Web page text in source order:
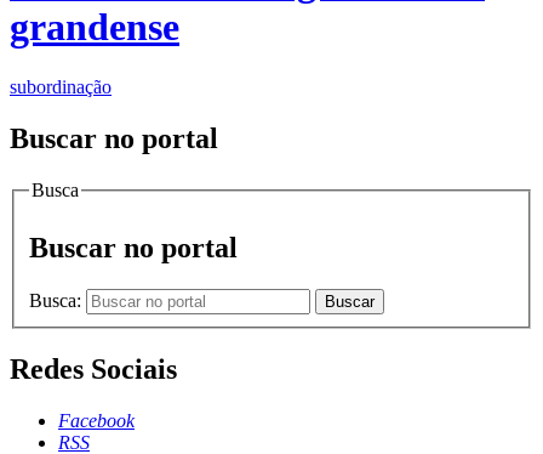
grandense
subordinação
Buscar no portal
Busca
Buscar no portal
Busca: Buscar
Redes Sociais
Facebook
RSS